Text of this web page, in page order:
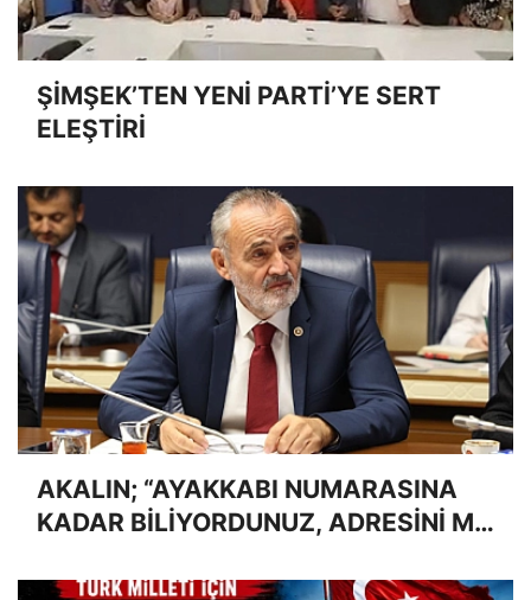
ŞİMŞEK’TEN YENİ PARTİ’YE SERT
ELEŞTİRİ
AKALIN; “AYAKKABI NUMARASINA
KADAR BİLİYORDUNUZ, ADRESİNİ Mİ